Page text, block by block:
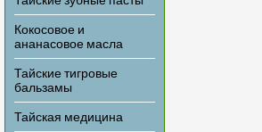
Кокосовое и
ананасовое масла
Тайские тигровые
бальзамы
Тайская медицина